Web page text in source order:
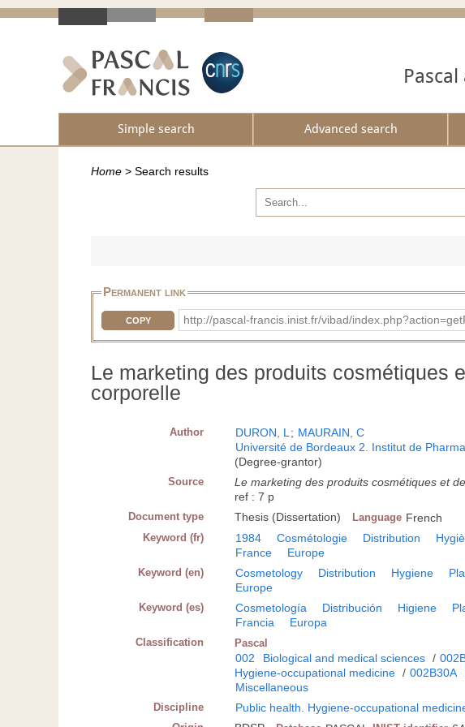
Simple search Advanced search
Home > Search results
Permanent link
COPY http://pascal-francis.inist.fr/vibad/
Le marketing des produits cosmétiques
corporelle
Author DURON, L; MAURAIN, C
Université de Bordeaux 2. Institut de
(Degree-grantor)
Source Le marketing des produits cosmétiques et
ref : 7 p
Document type Thesis (Dissertation) Language French
Keyword (fr) 1984 Cosmétologie Distribution
France
Europe
Keyword (en) Cosmetology Distribution Hygiene
Europe
Keyword (es) Cosmetología Distribución Higiene
Francia
Europa
Classification Pascal
002 Biological and medical sciences /
Hygiene-occupational medicine / 002B30A
Miscellaneous
Discipline Public health. Hygiene-occupational